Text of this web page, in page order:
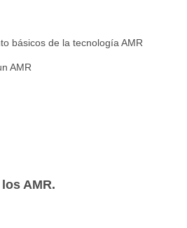
básicos de la tecnología AMR
AMR
AMR.